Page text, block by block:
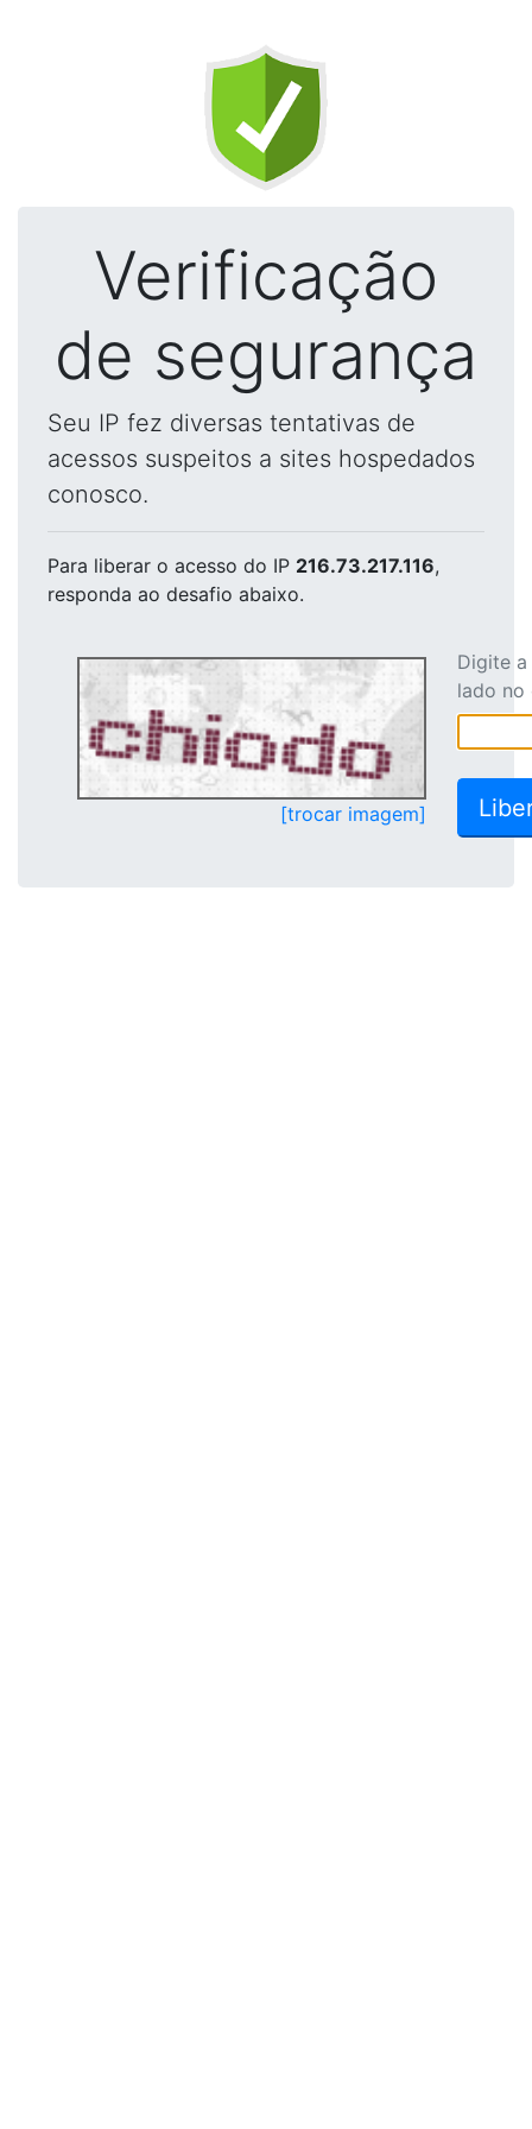
Verificação
de segurança
Seu IP fez diversas tentativas de
acessos suspeitos a sites hospedados
conosco.
Para liberar o acesso do IP 216.73.217.116,
responda ao desafio abaixo.
[trocar imagem]
Digite
lado no